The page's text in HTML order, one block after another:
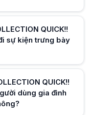
QUICK!!
sự kiện trưng bày
QUICK!!
dùng gia đình